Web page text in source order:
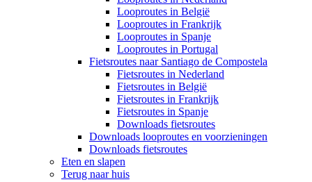
Looproutes in België
Looproutes in Frankrijk
Looproutes in Spanje
Looproutes in Portugal
Fietsroutes naar Santiago de Compostela
Fietsroutes in Nederland
Fietsroutes in België
Fietsroutes in Frankrijk
Fietsroutes in Spanje
Downloads fietsroutes
Downloads looproutes en voorzieningen
Downloads fietsroutes
Eten en slapen
Terug naar huis